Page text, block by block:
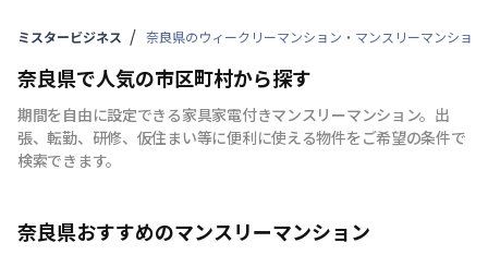
ミスタービジネス 奈良県のウィークリーマンション・マンスリーマンショ
奈良県で人気の市区町村から探す
期間を自由に設定できる家具家電付きマンスリーマンション。出
張、転勤、研修、仮住まい等に便利に使える物件をご希望の条件で
検索できます。
奈良県おすすめのマンスリーマンション